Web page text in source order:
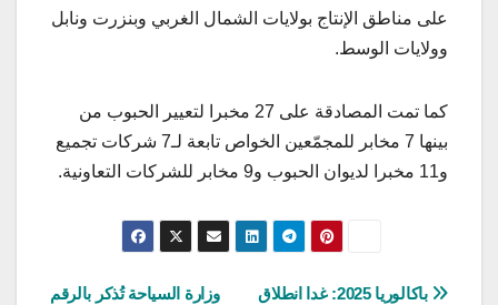
على مناطق الإنتاج بولايات الشمال الغربي وبنزرت ونابل
وولايات الوسط.
كما تمت المصادقة على 27 مخبرا لتعيير الحبوب من
بينها 7 مخابر للمجمّعين الخواص تابعة لـ7 شركات تجميع
و11 مخبرا لديوان الحبوب و9 مخابر للشركات التعاونية.
وزارة السياحة تُذكر بالرقم
باكالوريا 2025: غدا انطلاق